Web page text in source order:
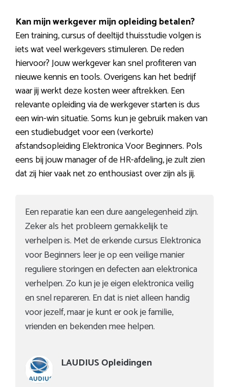
Kan mijn werkgever mijn opleiding betalen?
Een training, cursus of deeltijd thuisstudie volgen is
iets wat veel werkgevers stimuleren. De reden
hiervoor? Jouw werkgever kan snel profiteren van
nieuwe kennis en tools. Overigens kan het bedrijf
waar jij werkt deze kosten weer aftrekken. Een
relevante opleiding via de werkgever starten is dus
een win-win situatie. Soms kun je gebruik maken van
een studiebudget voor een (verkorte)
afstandsopleiding Elektronica Voor Beginners. Pols
eens bij jouw manager of de HR-afdeling, je zult zien
dat zij hier vaak net zo enthousiast over zijn als jij.
Een reparatie kan een dure aangelegenheid zijn.
Zeker als het probleem gemakkelijk te
verhelpen is. Met de erkende cursus Elektronica
voor Beginners leer je op een veilige manier
reguliere storingen en defecten aan elektronica
verhelpen. Zo kun je je eigen elektronica veilig
en snel repareren. En dat is niet alleen handig
voor jezelf, maar je kunt er ook je familie,
vrienden en bekenden mee helpen.
LAUDIUS Opleidingen